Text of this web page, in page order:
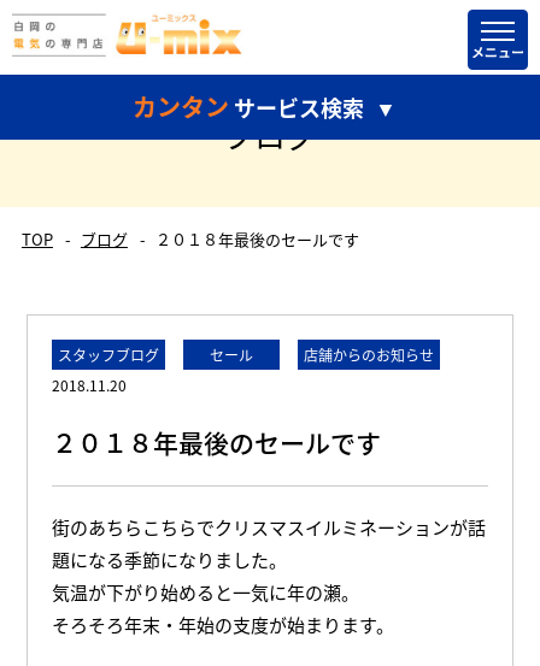
カンタン サービス検索
どちらかだけ選択して検索することもできます。
ブログ
TOP ブログ ２０１８年最後のセールです
スタッフブログ セール
店舗からのお知らせ
2018.11.20
２０１８年最後のセールです
街のあちらこちらでクリスマスイルミネーションが話
題になる季節になりました。
気温が下がり始めると一気に年の瀬。
そろそろ年末・年始の支度が始まります。